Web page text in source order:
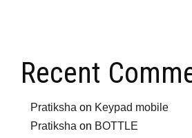
Recent
Pratiksha on Keypad mobile
Pratiksha on BOTTLE